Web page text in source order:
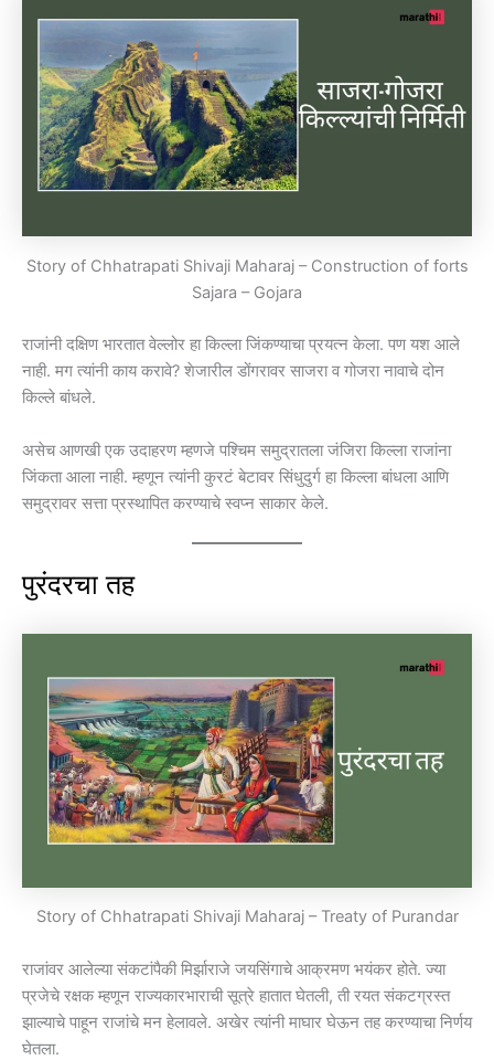
Story of Chhatrapati Shivaji Maharaj – Construction of forts
Sajara – Gojara
राजांनी दक्षिण भारतात वेल्लोर हा किल्ला जिंकण्याचा प्रयत्न केला. पण यश आले
नाही. मग त्यांनी काय करावे? शेजारील डोंगरावर साजरा व गोजरा नावाचे दोन
किल्ले बांधले.
असेच आणखी एक उदाहरण म्हणजे पश्चिम समुद्रातला जंजिरा किल्ला राजांना
जिंकता आला नाही. म्हणून त्यांनी कुरटं बेटावर सिंधुदुर्ग हा किल्ला बांधला आणि
समुद्रावर सत्ता प्रस्थापित करण्याचे स्वप्न साकार केले.
पुरंदरचा तह
Story of Chhatrapati Shivaji Maharaj – Treaty of Purandar
राजांवर आलेल्या संकटांपैकी मिर्झाराजे जयसिंगाचे आक्रमण भयंकर होते. ज्या
प्रजेचे रक्षक म्हणून राज्यकारभाराची सूत्रे हातात घेतली, ती रयत संकटग्रस्त
झाल्याचे पाहून राजांचे मन हेलावले. अखेर त्यांनी माघार घेऊन तह करण्याचा निर्णय
घेतला.